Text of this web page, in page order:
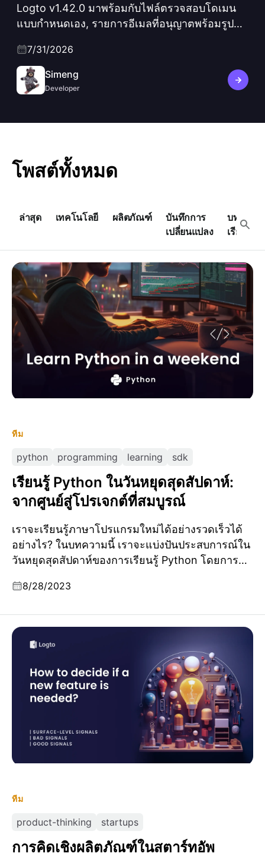
Logto v1.42.0 มาพร้อมกับไฟล์ตรวจสอบโดเมน
แบบกำหนดเอง, รายการอีเมลที่อนุญาตพร้อมรูป
webhook Grant.LimitExceeded, และอัปเดต
โปรโตคอลชั้นใหม่ด้วย node-oidc-provider v9,
Koa 3 และการเปิดใช้งานการป้องกัน SSRF โดย
7/31/2026
Simeng
Developer
โพสต์ทั้งหมด
ล่าสุด เทคโนโลยี ผลิตภัณฑ์
บันทึกการ
เปลี่ยนแปลง
บท
เรียน
ทีม
python programming learning sdk
เรียนรู้ Python ในวันหยุดสุดสัปดาห์:
จากศูนย์สู่โปรเจกต์ที่สมบูรณ์
เราจะเรียนรู้ภาษาโปรแกรมใหม่ได้อย่างรวดเร็วได้
อย่างไร? ในบทความนี้ เราจะแบ่งปันประสบการณ์ใน
วันหยุดสุดสัปดาห์ของการเรียนรู้ Python โดยการ
8/28/2023
เรียนรู้ Python ในวันหยุดสุดสัปดาห์: จากศูนย์สู่โปรเจกต์ที่
สมบูรณ์
ทีม
product-thinking startups
การคิดเชิงผลิตภัณฑ์ในสตาร์ทอัพ
การคิดเชิงผลิตภัณฑ์ในสตาร์ทอัพ